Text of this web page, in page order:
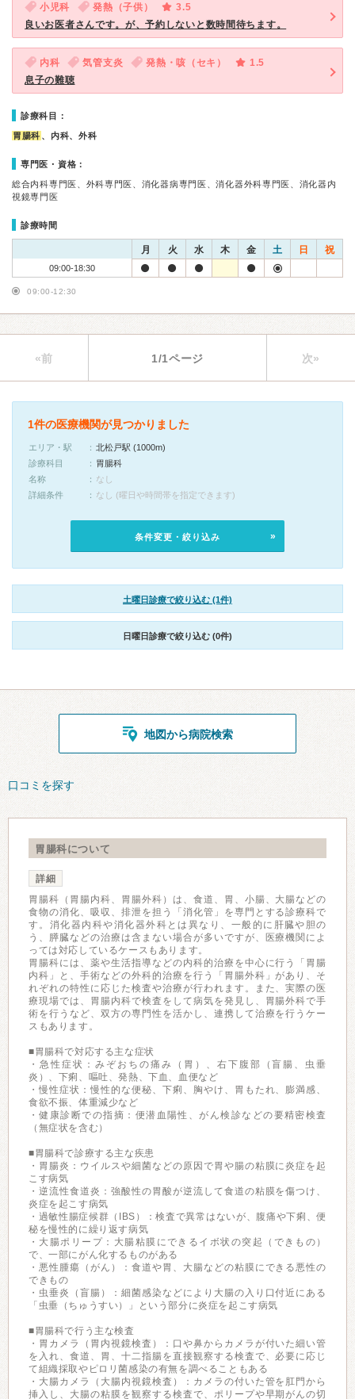
小児科 発熱（子供）
3.5
良いお医者さんです。が、予約しないと数時間待ちます。
内科 気管支炎 発熱・咳（セキ）
1.5
息子の難聴
診療科目：
胃腸科 、内科、外科
専門医・資格：
総合内科専門医、外科専門医、消化器病専門医、消化器外科専門医、消化器内
視鏡専門医
診療時間
月 火 水 木 金 土 日 祝
09:00-18:30
09:00-12:30
«前 1/1ページ 次»
1件の医療機関が見つかりました
エリア・駅
北松戸駅 (1000m)
診療科目
胃腸科
名称
なし
詳細条件
なし (曜日や時間帯を指定できます)
条件変更・絞り込み
土曜日診療で絞り込む (1件)
日曜日診療で絞り込む (0件)
地図から病院検索
口コミを探す
胃腸科について
詳細
胃腸科（胃腸内科、胃腸外科）は、食道、胃、小腸、大腸などの
食物の消化、吸収、排泄を担う「消化管」を専門とする診療科で
す。消化器内科や消化器外科とは異なり、一般的に肝臓や胆の
う、膵臓などの治療は含まない場合が多いですが、医療機関によ
っては対応しているケースもあります。
胃腸科には、薬や生活指導などの内科的治療を中心に行う「胃腸
内科」と、手術などの外科的治療を行う「胃腸外科」があり、そ
れぞれの特性に応じた検査や治療が行われます。また、実際の医
療現場では、胃腸内科で検査をして病気を発見し、胃腸外科で手
術を行うなど、双方の専門性を活かし、連携して治療を行うケー
スもあります。
■胃腸科で対応する主な症状
・急性症状：みぞおちの痛み（胃）、右下腹部（盲腸、虫垂
炎）、下痢、嘔吐、発熱、下血、血便など
・慢性症状：慢性的な便秘、下痢、胸やけ、胃もたれ、膨満感、
食欲不振、体重減少など
・健康診断での指摘：便潜血陽性、がん検診などの要精密検査
（無症状を含む）
■胃腸科で診療する主な疾患
・胃腸炎：ウイルスや細菌などの原因で胃や腸の粘膜に炎症を起
こす病気
・逆流性食道炎：強酸性の胃酸が逆流して食道の粘膜を傷つけ、
炎症を起こす病気
・過敏性腸症候群（IBS）：検査で異常はないが、腹痛や下痢、便
秘を慢性的に繰り返す病気
・大腸ポリープ：大腸粘膜にできるイボ状の突起（できもの）
で、一部にがん化するものがある
・悪性腫瘍（がん）：食道や胃、大腸などの粘膜にできる悪性の
できもの
・虫垂炎（盲腸）：細菌感染などにより大腸の入り口付近にある
「虫垂（ちゅうすい）」という部分に炎症を起こす病気
■胃腸科で行う主な検査
・胃カメラ（胃内視鏡検査）：口や鼻からカメラが付いた細い管
を入れ、食道、胃、十二指腸を直接観察する検査で、必要に応じ
て組織採取やピロリ菌感染の有無を調べることもある
・大腸カメラ（大腸内視鏡検査）：カメラの付いた管を肛門から
挿入し、大腸の粘膜を観察する検査で、ポリープや早期がんの切